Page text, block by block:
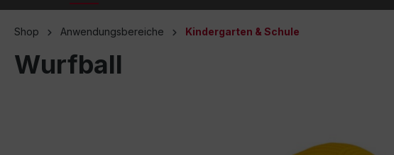
Shop Anwendungsbereiche Kindergarten & Schule
Wurfball